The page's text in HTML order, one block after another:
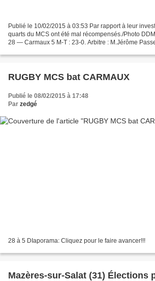
Publié le 10/02/2015 à 03:53 Par rapport à leur
quarts du MCS ont été mal récompensés./Photo
28 — Carmaux 5 M-T : 23-0. Arbitre : M.Jérôme
RUGBY MCS bat CARMAUX
Publié le 08/02/2015 à 17:48
Par zedgé
28 à 5 DIaporama: Cliquez pour le faire avancer!!!
Mazères-sur-Salat (31) Élections